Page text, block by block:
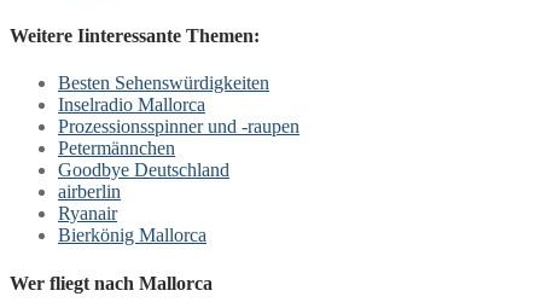
Weitere Iinteressante Themen:
Besten Sehenswürdigkeiten
Inselradio Mallorca
Prozessionsspinner und -raupen
Petermännchen
Goodbye Deutschland
airberlin
Ryanair
Bierkönig Mallorca
Wer fliegt nach Mallorca